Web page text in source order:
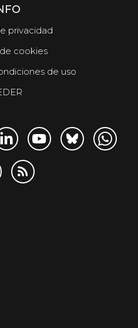
privacidad
cookies
de uso